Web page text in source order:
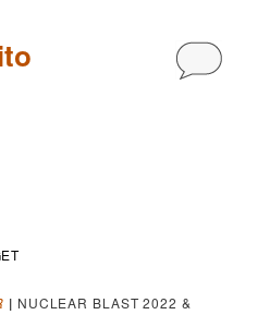
Kommentoi
| NUCLEAR BLAST 2022 &